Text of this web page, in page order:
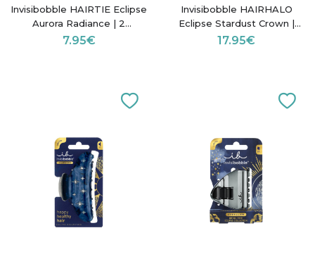
Invisibobble HAIRTIE Eclipse
Aurora Radiance | 2
Elásticos Dourado e Prata
7.95€
Invisibobble HAIRHALO
Eclipse Stardust Crown |
Arco de Cabelo Brilhante
17.95€